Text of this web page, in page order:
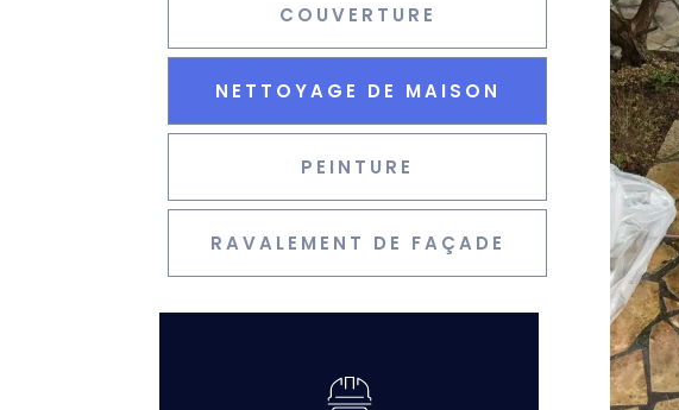
COUVERTURE
NETTOYAGE DE MAISON
PEINTURE
RAVALEMENT DE FAÇADE